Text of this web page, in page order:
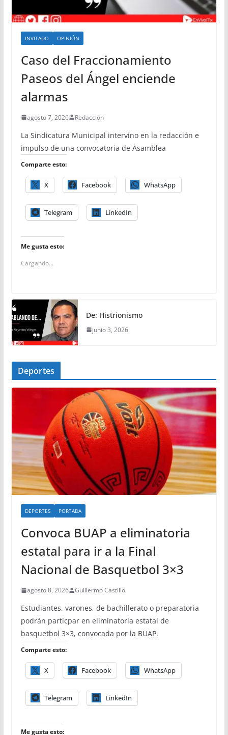
INVITADO OPINIÓN
Caso del Fraccionamiento
Paseos del Ángel enciende
alarmas
agosto 7, 2026 Redacción
La Sindicatura Municipal intervino en la redacción e
impulso de una convocatoria de Asamblea
Comparte esto:
X Facebook WhatsApp
Telegram LinkedIn
Me gusta esto:
Cargando...
De: Histrionismo
junio 3, 2026
Deportes
DEPORTES PORTADA
Convoca BUAP a eliminatoria
estatal para ir a la Final
Nacional de Basquetbol 3×3
agosto 8, 2026 Guillermo Castillo
Estudiantes, varones, de bachillerato o preparatoria
podrán particpar en eliminatoria estatal de
basquetbol 3×3, convocada por la BUAP.
Comparte esto:
X Facebook WhatsApp
Telegram LinkedIn
Me gusta esto: